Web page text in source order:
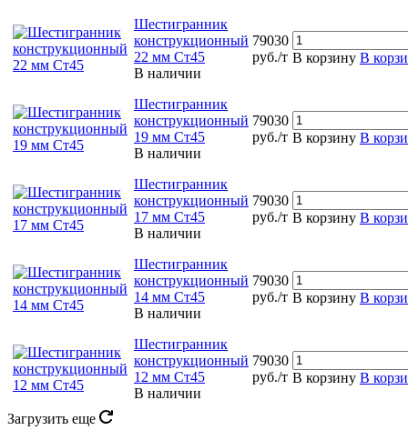
Шестигранник
конструкционный
22 мм Ст45
В наличии
79030
руб./т В корзину В
Шестигранник
конструкционный
19 мм Ст45
В наличии
79030
руб./т В корзину В
Шестигранник
конструкционный
17 мм Ст45
В наличии
79030
руб./т В корзину В
Шестигранник
конструкционный
14 мм Ст45
В наличии
79030
руб./т В корзину В
Шестигранник
конструкционный
12 мм Ст45
В наличии
79030
руб./т В корзину В
Загрузить еще